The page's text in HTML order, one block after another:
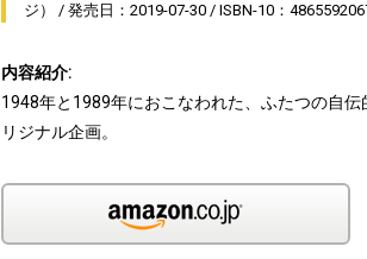
ジ）
発売日：2019-07-30 ISBN-10：
内容紹介:
1948年と1989年におこなわれた、ふたつの自
リジナル企画。